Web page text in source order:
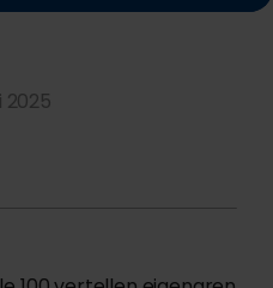
2025